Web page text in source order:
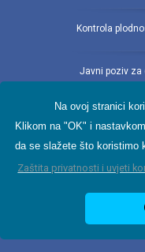
Na ovoj stranici
Klikom na "OK" i
da se slažete što koristimo
Zaštita privatnosti i uvjeti
Kontrola
Javni poziv za
Registar svih